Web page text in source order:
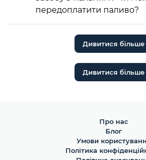
передоплатити паливо?
Дивитися більше
Дивитися більше
Про нас
Блог
Умови
Політика